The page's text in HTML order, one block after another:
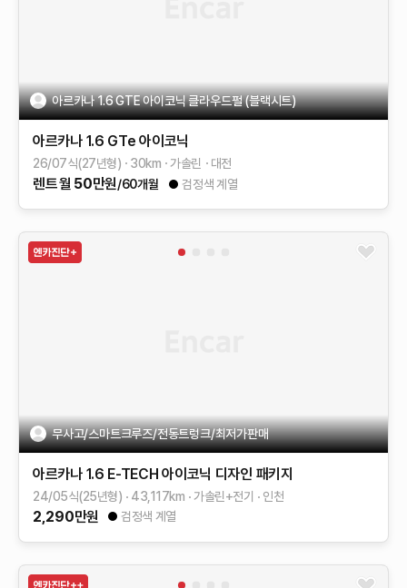
아르카나 1.6 GTE 아이코닉 클라우드펄 (블랙시트)
아르카나 1.6 GTe 아이코닉
26/07식(27년형) 30km 가솔린 대전
렌트월 50만원/60개월 검정색 계열
무사고/스마트크루즈/전동트렁크/최저가판매
아르카나 1.6 E-TECH 아이코닉 디자인 패키지
24/05식(25년형) 43,117km 가솔린+전기 인천
2,290만원 검정색 계열